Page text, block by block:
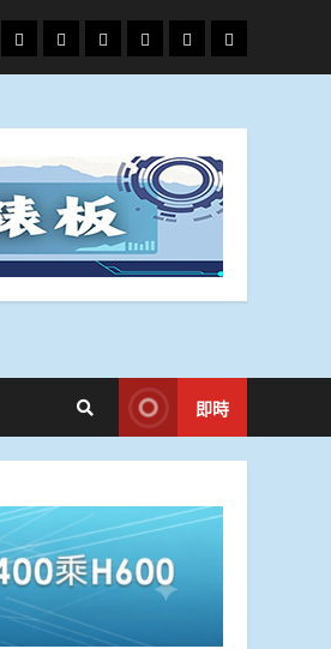
專
題
娛
樂
政
治
國
際
運
動
生
活
即時